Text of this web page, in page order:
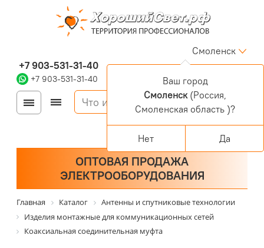
+7 903-531-31-40
+7 903-531-31-40
Смоленск
Войти
Регистрация
Корзина
0 позиций
ОПТОВАЯ ПРОДАЖА
ЭЛЕКТРООБОРУДОВАНИЯ
Главная Каталог
Антенны и спутниковые технологии
Изделия монтажные для коммуникационных сетей
Коаксиальная соединительная муфта
Ваш город
Смоленск(Россия,
Смоленская область )?
Нет Да